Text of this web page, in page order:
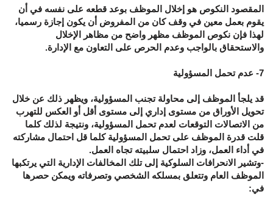
المقصود النكوص هو إخلال الموظف بوعد قطعه على نفسه في أن
يقوم بعمل معين في وقف كان من المفروض أن يكون إجازة رسميا،
لهذا فإن نكوص الموظف مظهر واضح من مظاهر الإخلال
والاستحقاق بالواجب وعدم الحرص على التعاون مع الإدارة.
7- عدم تحمل المسؤولية
قد يلجأ الموظف إلى محاولة تجنب المسؤولية، ويظهر ذلك عن خلال
تحويل الأوراق من مستوى إداري إلى مستوى أقل أو العكس للتهرب
من الاتصالات التوقعات لعدم تحمل المسؤولية، ونتيجة لذلك كلما
قلت قدرة الموظف على تحمل المسؤولية كلما قل احتمال مشاركته
في أداء العمل، وزاد احتمال سلبيته تجاه العمل.
-وتشير الانحرافات السلوكية إلى تلك المخالفات الإدارية التي يرتكبها
الموظف العام وتتعلق بمسلكه الشخصي وتصرفاته ويمكن حصرها
في: